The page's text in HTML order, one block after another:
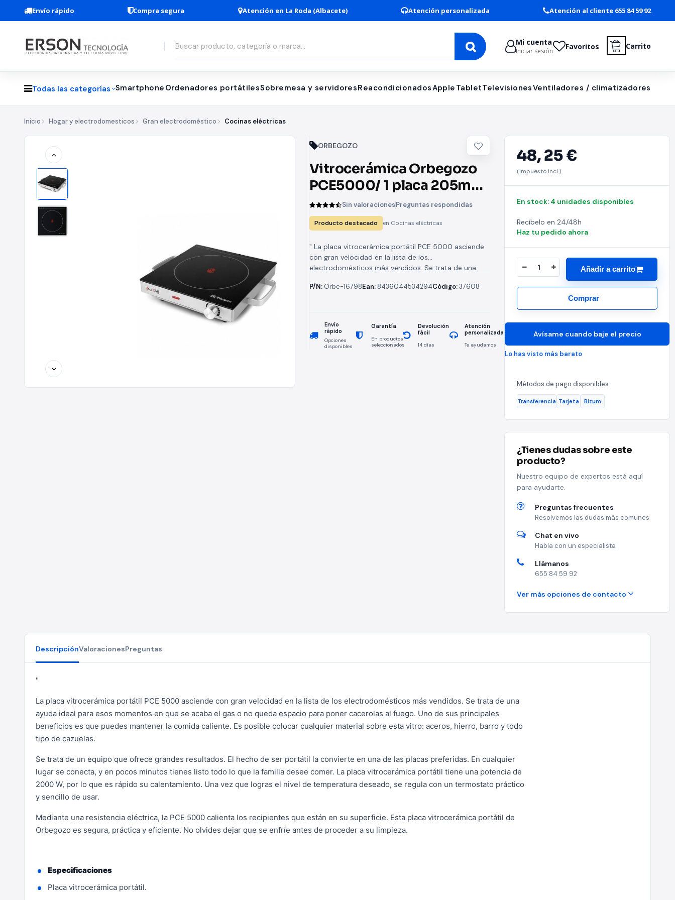
Envío rápido Compra segura Atención en La Roda (Albacete) Atención personalizada Atención al cliente 655 84 59 92
Mi cuenta
Iniciar sesión Favoritos Carrito
Todas las categorías Smartphone Ordenadores portátilesSobremesa y servidoresReacondicionadosApple TabletTelevisionesVentiladores / climatizadores
Inicio Hogar y electrodomesticos Gran electrodoméstico Cocinas eléctricas
ORBEGOZO
Vitrocerámica Orbegozo
PCE5000/ 1 placa 205mm/
2000WSin valoracionesPreguntas respondidas
Producto destacado en Cocinas eléctricas
" La placa vitrocerámica portátil PCE 5000 asciende
con gran velocidad en la lista de los
electrodomésticos más vendidos. Se trata de una
P/N: Orbe-16798Ean: 8436044534294Código:37608
Envío
rápido
Opciones
disponibles
Garantía
En productos
seleccionados
Devolución
fácil
14 días
Atención
personalizada
Te ayudamos
48,25 €
(Impuesto incl.)
En stock: 4 unidades disponibles
Recíbelo en 24/48h
Haz tu pedido ahora
Añadir a carrito
Comprar
Avísame cuando baje el precio
Lo has visto más barato
Métodos de pago disponibles
Transferencia Tarjeta Bizum
¿Tienes dudas sobre este
producto?
Nuestro equipo de expertos está aquí
para ayudarte.
Preguntas frecuentes
Resolvemos las dudas más comunes
Chat en vivo
Habla con un especialista
Llámanos
655 84 59 92
Ver más opciones de contacto
DescripciónValoracionesPreguntas
"
La placa vitrocerámica portátil PCE 5000 asciende con gran velocidad en la lista de los electrodomésticos más vendidos. Se trata de una
ayuda ideal para esos momentos en que se acaba el gas o no queda espacio para poner cacerolas al fuego. Uno de sus principales
beneficios es que puedes mantener la comida caliente. Es posible colocar cualquier material sobre esta vitro: aceros, hierro, barro y todo
tipo de cazuelas.
Se trata de un equipo que ofrece grandes resultados. El hecho de ser portátil la convierte en una de las placas preferidas. En cualquier
lugar se conecta, y en pocos minutos tienes listo todo lo que la familia desee comer. La placa vitrocerámica portátil tiene una potencia de
2000 W, por lo que es rápido su calentamiento. Una vez que logras el nivel de temperatura deseado, se regula con un termostato práctico
y sencillo de usar.
Mediante una resistencia eléctrica, la PCE 5000 calienta los recipientes que están en su superficie. Esta placa vitrocerámica portátil de
Orbegozo es segura, práctica y eficiente. No olvides dejar que se enfríe antes de proceder a su limpieza.
Especificaciones
Placa vitrocerámica portátil.